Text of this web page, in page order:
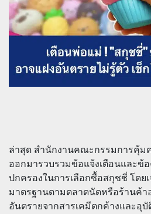
ล่าสุด สำนักงานคณะกรรมการคุ้ม
ออกมารวบรวมข้อแจ้งเตือนและข้
ปกครองในการเลือกซื้อสกุชชี่ โดย
มาตรฐานตามตลาดนัดหรือร้านค้า
อันตรายจากสารเคมีตกค้างและอุบั